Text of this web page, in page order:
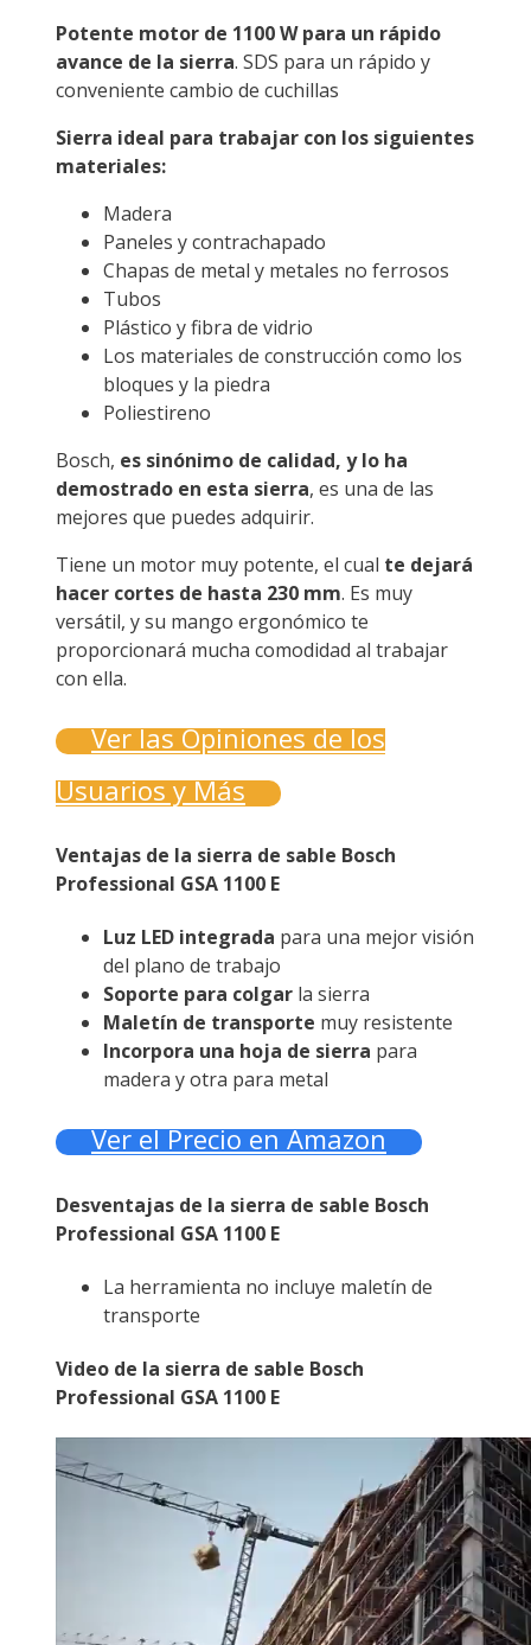
Potente motor de 1100 W para un rápido
avance de la sierra. SDS para un rápido y
conveniente cambio de cuchillas
Sierra ideal para trabajar con los siguientes
materiales:
Madera
Paneles y contrachapado
Chapas de metal y metales no ferrosos
Tubos
Plástico y fibra de vidrio
Los materiales de construcción como los
bloques y la piedra
Poliestireno
Bosch, es sinónimo de calidad, y lo ha
demostrado en esta sierra, es una de las
mejores que puedes adquirir.
Tiene un motor muy potente, el cual te dejará
hacer cortes de hasta 230 mm. Es muy
versátil, y su mango ergonómico te
proporcionará mucha comodidad al trabajar
con ella.
Ver las Opiniones de los
Usuarios y Más
Ventajas de la sierra de sable Bosch
Professional GSA 1100 E
Luz LED integrada para una mejor visión
del plano de trabajo
Soporte para colgar la sierra
Maletín de transporte muy resistente
Incorpora una hoja de sierra para
madera y otra para metal
Ver el Precio en Amazon
Desventajas de la sierra de sable Bosch
Professional GSA 1100 E
La herramienta no incluye maletín de
transporte
Video de la sierra de sable Bosch
Professional GSA 1100 E